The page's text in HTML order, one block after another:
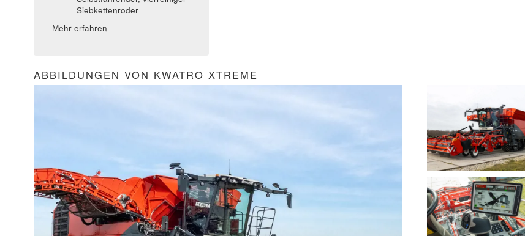
Siebkettenroder
Mehr erfahren
ABBILDUNGEN VON KWATRO XTREME